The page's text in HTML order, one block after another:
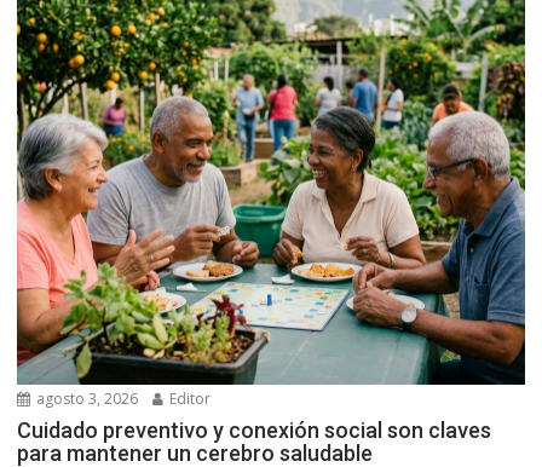
agosto 3, 2026 Editor
Cuidado preventivo y conexión social son claves
para mantener un cerebro saludable